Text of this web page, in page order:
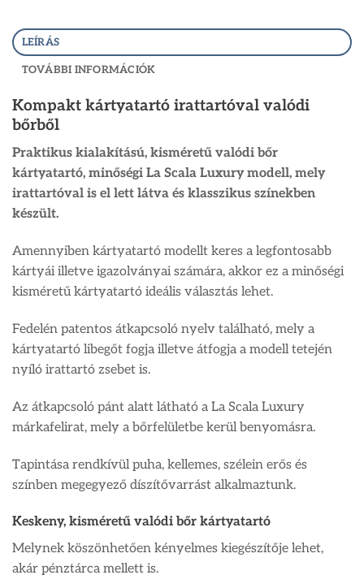
LEÍRÁS
TOVÁBBI INFORMÁCIÓK
Kompakt kártyatartó irattartóval valódi
bőrből
Praktikus kialakítású, kisméretű valódi bőr
kártyatartó, minőségi La Scala Luxury modell, mely
irattartóval is el lett látva és klasszikus színekben
készült.
Amennyiben kártyatartó modellt keres a legfontosabb
kártyái illetve igazolványai számára, akkor ez a minőségi
kisméretű kártyatartó ideális választás lehet.
Fedelén patentos átkapcsoló nyelv található, mely a
kártyatartó libegőt fogja illetve átfogja a modell tetején
nyíló irattartó zsebet is.
Az átkapcsoló pánt alatt látható a La Scala Luxury
márkafelirat, mely a bőrfelületbe kerül benyomásra.
Tapintása rendkívül puha, kellemes, szélein erős és
színben megegyező díszítővarrást alkalmaztunk.
Keskeny, kisméretű valódi bőr kártyatartó
Melynek köszönhetően kényelmes kiegészítője lehet,
akár pénztárca mellett is.